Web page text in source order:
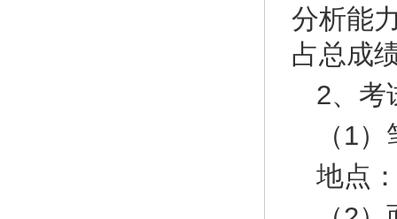
分析能
占总成
2、考
（1
地点